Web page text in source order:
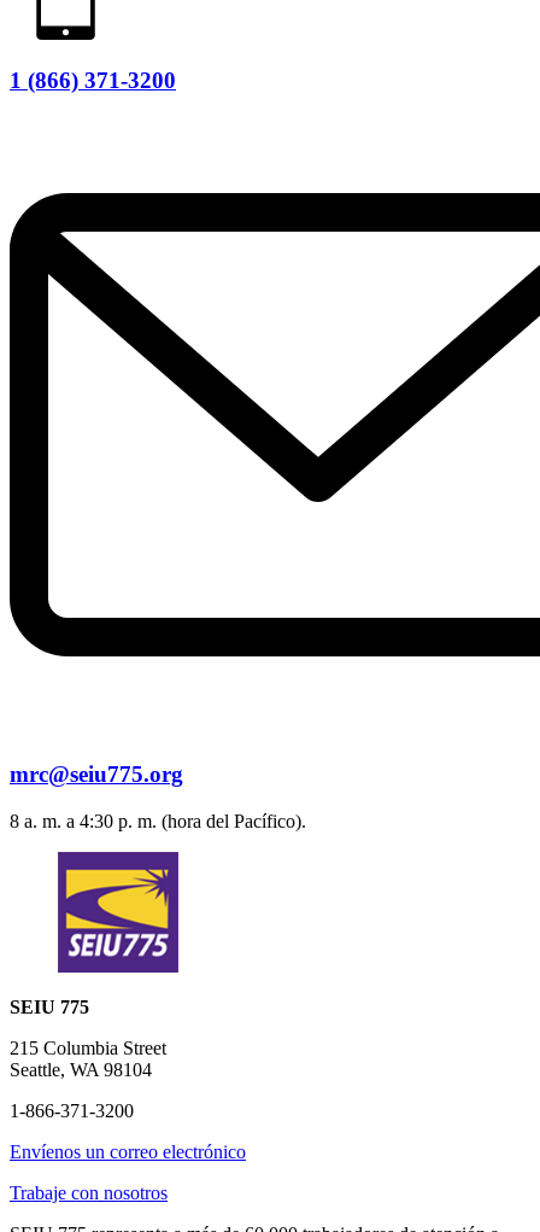
1 (866) 371-3200
mrc@seiu775.org
8 a. m. a 4:30 p. m. (hora del Pacífico).
SEIU 775
215 Columbia Street
Seattle, WA 98104
1-866-371-3200
Envíenos un correo electrónico
Trabaje con nosotros